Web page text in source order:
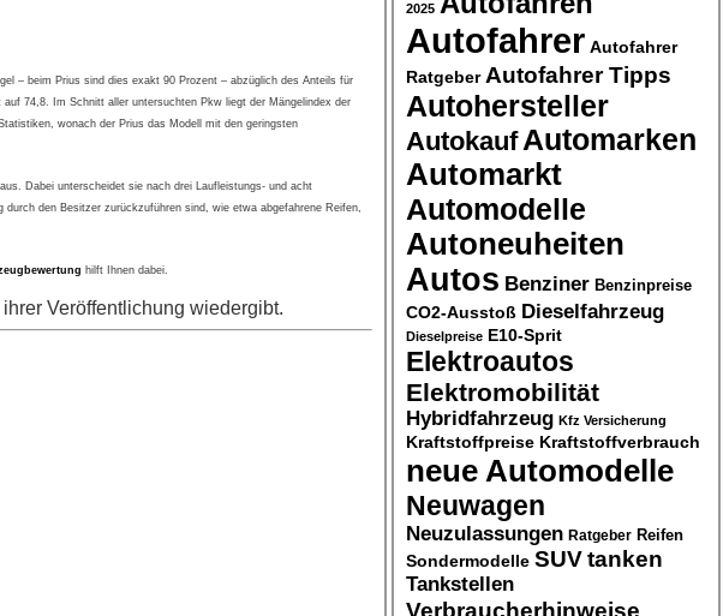
– beim Prius sind dies exakt 90 Prozent – abzüglich des Anteils für
74,8. Im Schnitt aller untersuchten Pkw liegt der Mängelindex der
wonach der Prius das Modell mit den geringsten
Dabei unterscheidet sie nach drei Laufleistungs- und acht
den Besitzer zurückzuführen sind, wie etwa abgefahrene Reifen,
hilft Ihnen dabei.
Veröffentlichung wiedergibt.
2025
Autofahrer Autofahrer
Ratgeber Autofahrer Tipps
Autohersteller
Autokauf Automarken
Automarkt
Automodelle
Autoneuheiten
Autos Benziner Benzinpreise
CO2-Ausstoß Dieselfahrzeug
Dieselpreise E10-Sprit
Elektroautos
Elektromobilität
Hybridfahrzeug Kfz Versicherung
Kraftstoffpreise Kraftstoffverbrauch
neue Automodelle
Neuwagen
Neuzulassungen Ratgeber Reifen
Sondermodelle SUVtanken
Tankstellen
Verbraucherhinweise